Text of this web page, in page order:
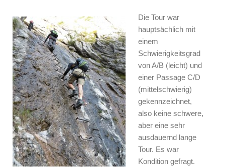
Die Tour war
hauptsächlich mit
einem
Schwierigkeitsgrad
von A/B (leicht) und
einer Passage C/D
(mittelschwierig)
gekennzeichnet,
also keine schwere,
aber eine sehr
ausdauernd lange
Tour. Es war
Kondition gefragt.